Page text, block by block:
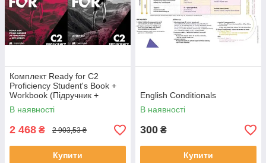
Комплект Ready for C2
Proficiency Student's Book +
Workbook (Підручник +
робочий зошит - оригінал)
В наявності
2 468 ₴ 2 903,53 ₴
Купити
English Conditionals
В наявності
300 ₴
Купити